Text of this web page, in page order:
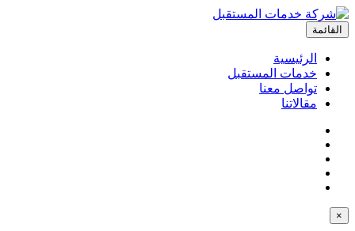
القائمة
الرئيسية
خدمات المستقبل
تواصل معنا
مقالاتنا
×